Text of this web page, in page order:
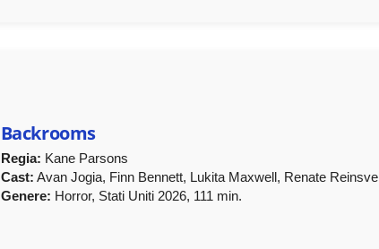
Backrooms
Regia: Kane Parsons
Cast: Avan Jogia, Finn Bennett, Lukita Maxwell, Renate Reinsve
Genere: Horror, Stati Uniti 2026, 111 min.